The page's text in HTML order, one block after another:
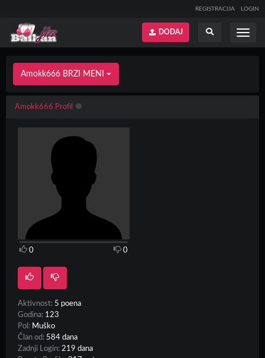
REGISTRACIJA LOGIN
Prikaži
DODAJ
Amokk666 BRZI MENI
Amokk666 Profil
0 0
Aktivnost: 5 poena
Godina: 123
Pol: Muško
Član od: 584 dana
Zadnji Login: 219 dana